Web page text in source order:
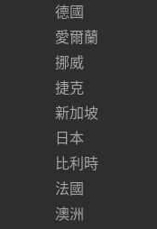
德國
愛爾蘭
挪威
捷克
新加坡
日本
比利時
法國
澳洲